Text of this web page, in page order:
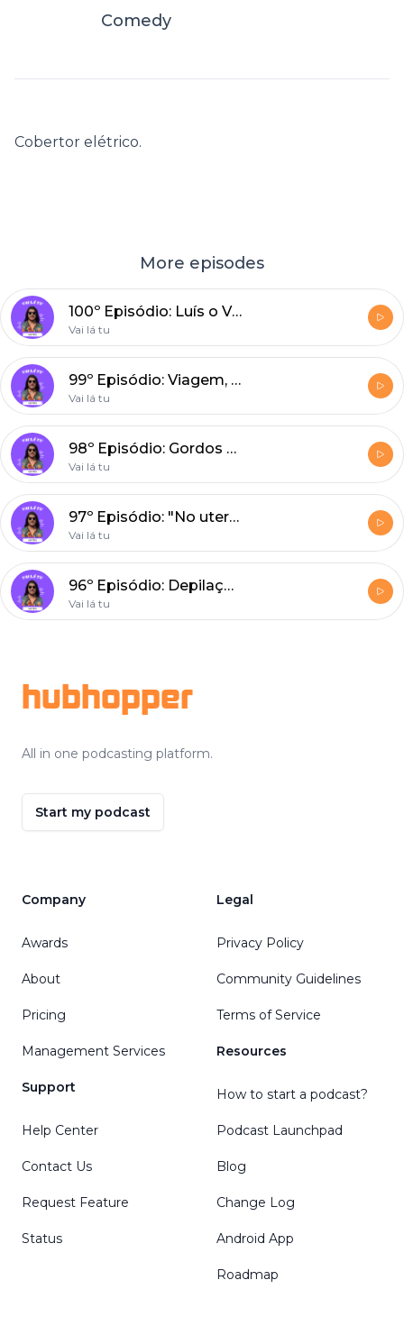
Comedy
Cobertor elétrico.
More episodes
100º Episódio: Luís o Viajante, talk show a bombar, listas.
Vai lá tu
99º Episódio: Viagem, autárquicas, missionários do twitter.
Vai lá tu
98º Episódio: Gordos com lata, ir votar, Os primos.
Vai lá tu
97º Episódio: "No uterus, no opinion", Quintino Aires.
Vai lá tu
96º Episódio: Depilação, Cristiano Ronaldo, Casa de Papel.
Vai lá tu
hubhopper
All in one podcasting platform.
Start my podcast
Company
Awards
About
Pricing
Management Services
Support
Help Center
Contact Us
Request Feature
Status
Legal
Privacy Policy
Community Guidelines
Terms of Service
Resources
How to start a podcast?
Podcast Launchpad
Blog
Change Log
Android App
Roadmap